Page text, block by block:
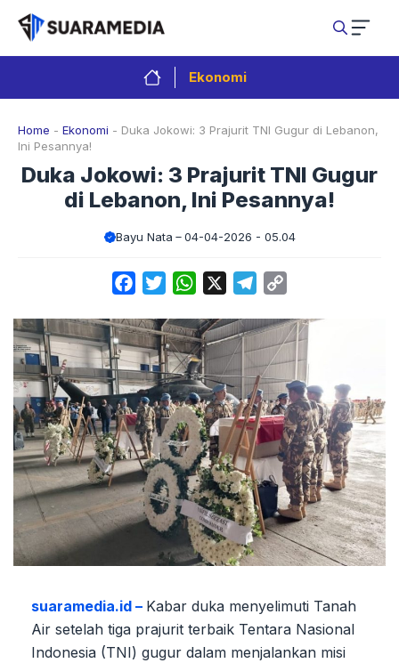
Langsung
isi
Ekonomi
Home - Ekonomi - Duka Jokowi: 3 Prajurit TNI Gugur di Lebanon,
Ini Pesannya!
Duka Jokowi: 3 Prajurit TNI Gugur
di Lebanon, Ini Pesannya!
Bayu Nata 04-04-2026 - 05.04
FacebookTwitterWhatsApp Telegram
suaramedia.id – Kabar duka menyelimuti Tanah
Air setelah tiga prajurit terbaik Tentara Nasional
Indonesia (TNI) gugur dalam menjalankan misi